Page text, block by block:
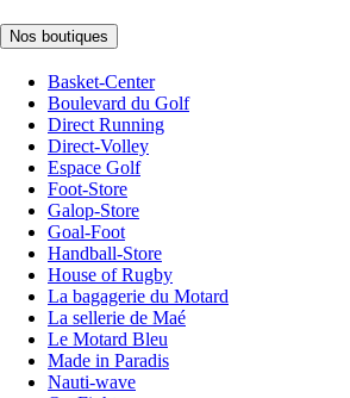
Nos boutiques
Basket-Center
Boulevard du Golf
Direct Running
Direct-Volley
Espace Golf
Foot-Store
Galop-Store
Goal-Foot
Handball-Store
House of Rugby
La bagagerie du Motard
La sellerie de Maé
Le Motard Bleu
Made in Paradis
Nauti-wave